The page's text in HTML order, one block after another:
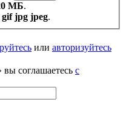
МБ.
gif jpg jpeg.
или авторизуйтесь
соглашаетесь с